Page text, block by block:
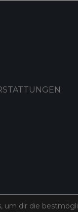
um dir die